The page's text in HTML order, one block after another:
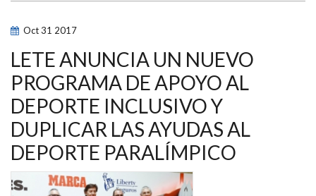
ENTRA
EJECUTIVA
DE
FEDERACIÓN
INTERNACIONAL
DE
DEPORTES
PARA
CIEGOS
Oct31 2017
LETE ANUNCIA UN NUEVO
PROGRAMA DE APOYO AL
DEPORTE INCLUSIVO Y
DUPLICAR LAS AYUDAS AL
DEPORTE PARALÍMPICO